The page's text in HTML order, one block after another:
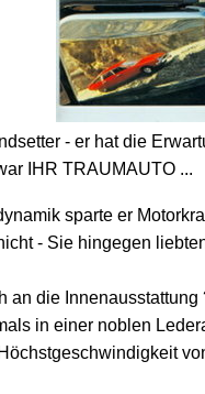
- er hat die
IHR TRAUMAUTO ...
sparte er
- Sie hingegen
an die
in einer noblen